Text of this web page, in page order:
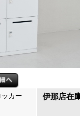
カー
伊那店在